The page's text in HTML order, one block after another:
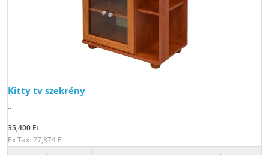
Kitty tv szekrény
..
35,400 Ft
Ex Tax: 27,874 Ft